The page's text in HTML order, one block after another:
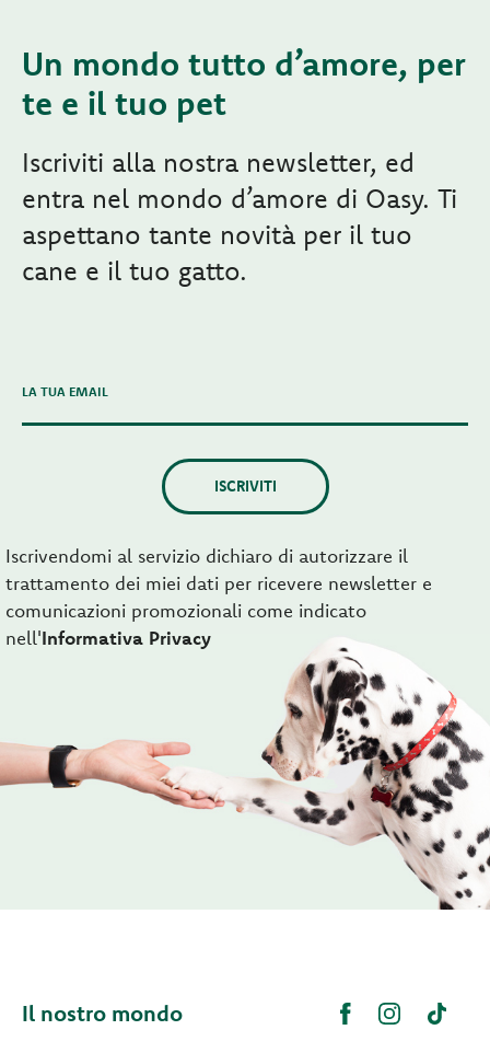
Un mondo tutto d’amore, per
te e il tuo pet
Iscriviti alla nostra newsletter, ed
entra nel mondo d’amore di Oasy. Ti
aspettano tante novità per il tuo
cane e il tuo gatto.
LA TUA EMAIL
ISCRIVITI
Iscrivendomi al servizio dichiaro di autorizzare il
trattamento dei miei dati per ricevere newsletter e
comunicazioni promozionali come indicato
nell'Informativa Privacy
Il nostro mondo